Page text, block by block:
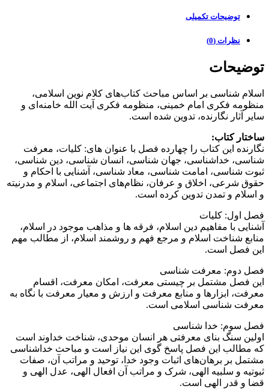
توضیحات تکمیلی
نظرات (0)
توضیحات
اسلام شناسی بر اساس مباحث کتاب‌های کلام نوین اسلامی،
منظومه فکری امام خمینی، منظومه فکری آیت الله خامنه‌ای و
سایر آثار نگارنده، تدوین شده است.
ساختار کتاب:
نگارنده این کتاب را چهارده فصل با عنوان های: کلیات، معرفت
شناسی، خداشناسی، جهان شناسی، انسان شناسی، دین شناسی،
ثبوت شناسی، امامت شناسی، معاد شناسی، آشنایی با احکام و
حقوق شرعی، اخلاق و عرفان، نظام‌های اجتماعی، اسلام و مدرنیته
و اسلام و تمدن تدوین کرده است.
فصل اول: کلیات
آشنایی با مفاهیم دین اسلام، فرقه ها و مذاهب موجود در اسلام،
منابع شناخت اسلام و مرجع فهم و روشمند اسلام، از مطالب مهم
این فصل است.
فصل دوم: معرفت شناسی
این فصل مشتمل بر چیستی معرفت، امکان معرفت، اقسام
معرفت، ابزار‌ها و منابع معرفت و ارزش و معیار معرفت با نگاه به
معرفت شناسی اسلامی است.
فصل سوم: خدا شناسی
اولین سنگ بنای معرفتی هر انسان موحدی، شناخت خداوند است
که مطالب این فصل پاسخ گوی این نیاز است و مباحث خداشناسی
مشتمل بر برهان‌های اثبات وجود خدا، توحید و مراتب آن، صفات
ثبوتیه و سلبیه الهی، شرک و مراتب آن افعال الهی، عدل الهی و
قضا و قدر الهی است.